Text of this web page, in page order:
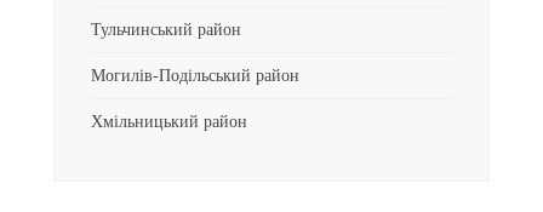
Тульчинський район
Могилів-Подільський район
Хмільницький район